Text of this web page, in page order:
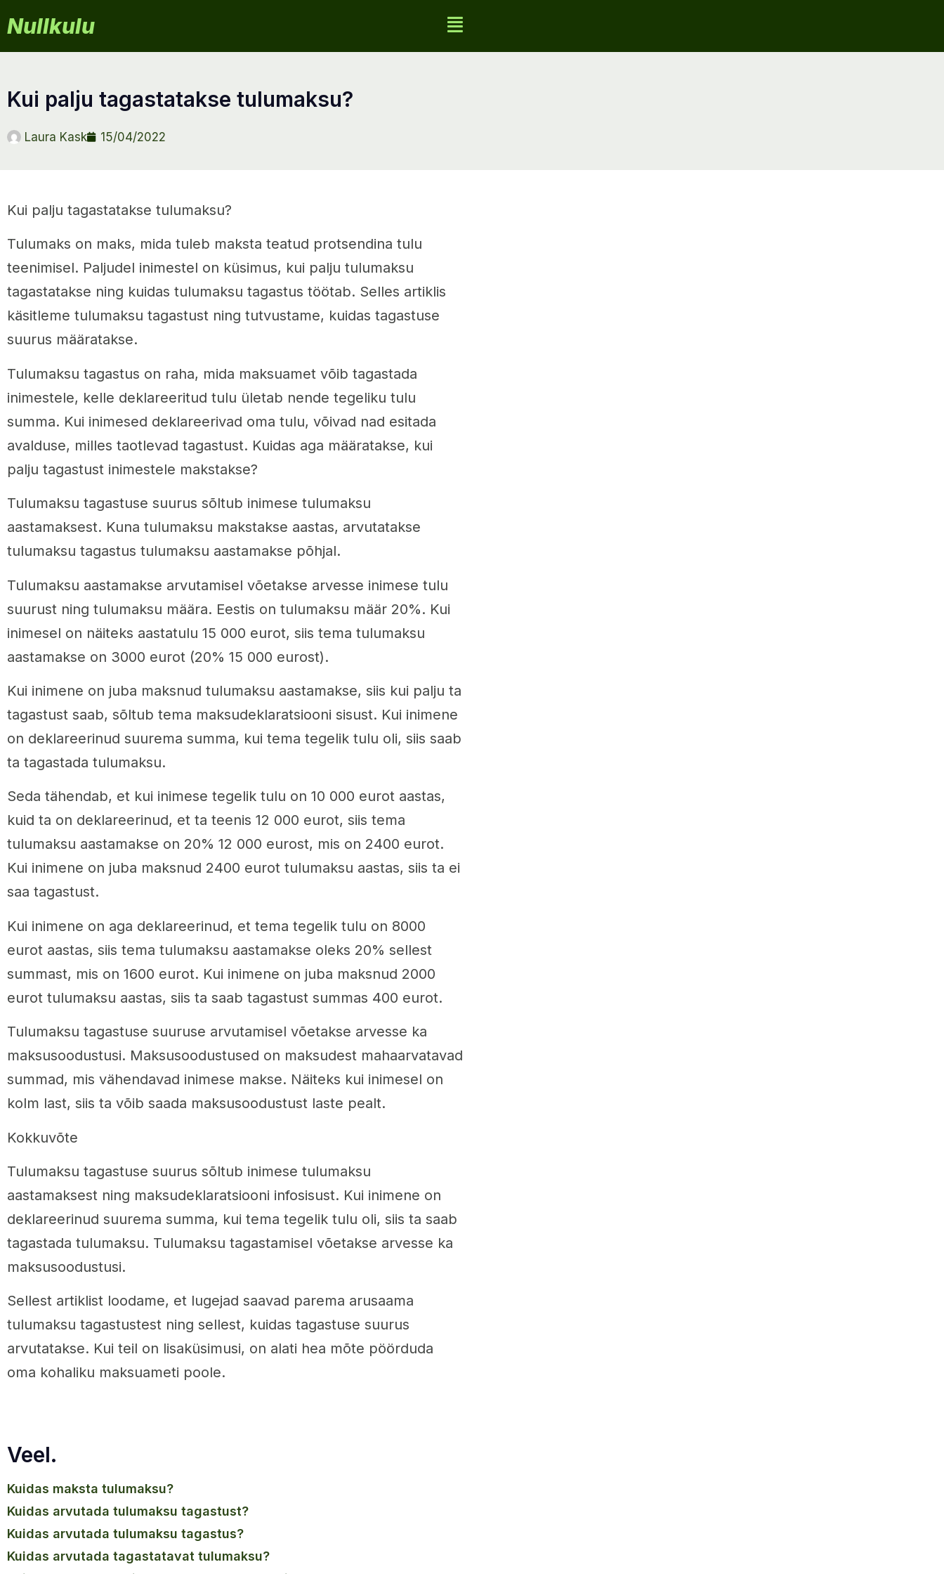
Nullkulu
kui palju tagastatakse tulumaksu?
Laura Kask 15/04/2022
Kui palju tagastatakse tulumaksu?
Tulumaks on maks, mida tuleb maksta teatud protsendina tulu
teenimisel. Paljudel inimestel on küsimus, kui palju tulumaksu
tagastatakse ning kuidas tulumaksu tagastus töötab. Selles artiklis
käsitleme tulumaksu tagastust ning tutvustame, kuidas tagastuse
suurus määratakse.
Tulumaksu tagastus on raha, mida maksuamet võib tagastada
inimestele, kelle deklareeritud tulu ületab nende tegeliku tulu
summa. Kui inimesed deklareerivad oma tulu, võivad nad esitada
avalduse, milles taotlevad tagastust. Kuidas aga määratakse, kui
palju tagastust inimestele makstakse?
Tulumaksu tagastuse suurus sõltub inimese tulumaksu
aastamaksest. Kuna tulumaksu makstakse aastas, arvutatakse
tulumaksu tagastus tulumaksu aastamakse põhjal.
Tulumaksu aastamakse arvutamisel võetakse arvesse inimese tulu
suurust ning tulumaksu määra. Eestis on tulumaksu määr 20%. Kui
inimesel on näiteks aastatulu 15 000 eurot, siis tema tulumaksu
aastamakse on 3000 eurot (20% 15 000 eurost).
Kui inimene on juba maksnud tulumaksu aastamakse, siis kui palju ta
tagastust saab, sõltub tema maksudeklaratsiooni sisust. Kui inimene
on deklareerinud suurema summa, kui tema tegelik tulu oli, siis saab
ta tagastada tulumaksu.
Seda tähendab, et kui inimese tegelik tulu on 10 000 eurot aastas,
kuid ta on deklareerinud, et ta teenis 12 000 eurot, siis tema
tulumaksu aastamakse on 20% 12 000 eurost, mis on 2400 eurot.
Kui inimene on juba maksnud 2400 eurot tulumaksu aastas, siis ta ei
saa tagastust.
Kui inimene on aga deklareerinud, et tema tegelik tulu on 8000
eurot aastas, siis tema tulumaksu aastamakse oleks 20% sellest
summast, mis on 1600 eurot. Kui inimene on juba maksnud 2000
eurot tulumaksu aastas, siis ta saab tagastust summas 400 eurot.
Tulumaksu tagastuse suuruse arvutamisel võetakse arvesse ka
maksusoodustusi. Maksusoodustused on maksudest mahaarvatavad
summad, mis vähendavad inimese makse. Näiteks kui inimesel on
kolm last, siis ta võib saada maksusoodustust laste pealt.
Kokkuvõte
Tulumaksu tagastuse suurus sõltub inimese tulumaksu
aastamaksest ning maksudeklaratsiooni infosisust. Kui inimene on
deklareerinud suurema summa, kui tema tegelik tulu oli, siis ta saab
tagastada tulumaksu. Tulumaksu tagastamisel võetakse arvesse ka
maksusoodustusi.
Sellest artiklist loodame, et lugejad saavad parema arusaama
tulumaksu tagastustest ning sellest, kuidas tagastuse suurus
arvutatakse. Kui teil on lisaküsimusi, on alati hea mõte pöörduda
oma kohaliku maksuameti poole.
Veel.
kuidas maksta tulumaksu?
kuidas arvutada tulumaksu tagastust?
kuidas arvutada tulumaksu tagastus?
kuidas arvutada tagastatavat tulumaksu?